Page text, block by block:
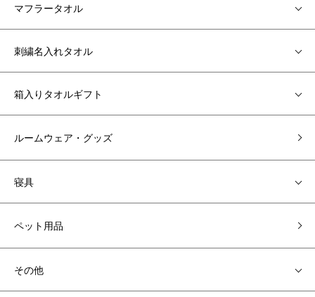
マフラータオル
刺繍名入れタオル
箱入りタオルギフト
ルームウェア・グッズ
寝具
ペット用品
その他